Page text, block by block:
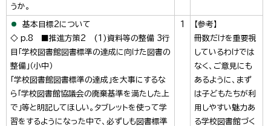
うか。
基本目標2について
◇ p.8 ■推進方策2 (1)資料等の整備 3行
目「学校図書館図書標準の達成に向けた図書の
整備」（小中）
「学校図書館図書標準の達成」を大事にするな
ら「学校図書館協議会の廃棄基準を満たした上
で」等と明記してほしい。タブレットを使って学
習をするようになった中で、必ずしも図書標準
1
【参考】
冊数だけを重要視
しているわけでは
なく、ご意見にも
あるように、まず
は子どもたちが利
用しやすい魅力あ
る学校図書館づく